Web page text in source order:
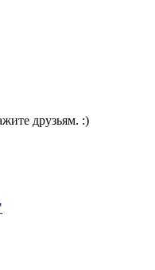
друзьям. :)